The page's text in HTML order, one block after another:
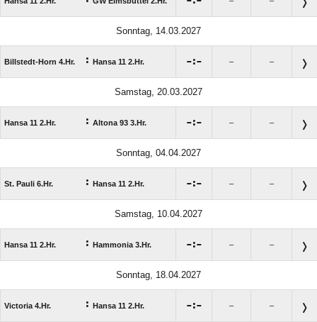
Sonntag, 14.03.2027
Billstedt-Horn 4.Hr. : Hansa 11 2.Hr. : – –
Samstag, 20.03.2027
Hansa 11 2.Hr. : Altona 93 3.Hr. : – –
Sonntag, 04.04.2027
St. Pauli 6.Hr. : Hansa 11 2.Hr. : – –
Samstag, 10.04.2027
Hansa 11 2.Hr. : Hammonia 3.Hr. : – –
Sonntag, 18.04.2027
Victoria 4.Hr. : Hansa 11 2.Hr. : – –